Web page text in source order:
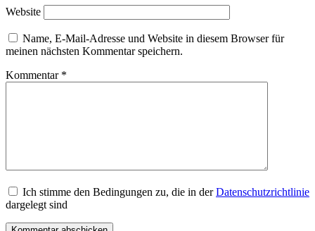
Website
Name, E-Mail-Adresse und Website in diesem Browser für
meinen nächsten Kommentar speichern.
Kommentar *
Ich stimme den Bedingungen zu, die in derDatenschutzrichtlinie
dargelegt sind